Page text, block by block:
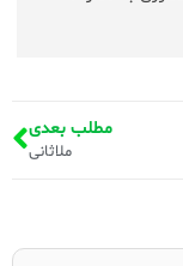
مطلب بعدی
ملاثانی